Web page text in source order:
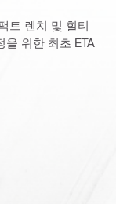
트 렌치 및 힐티
을 위한 최초 ETA